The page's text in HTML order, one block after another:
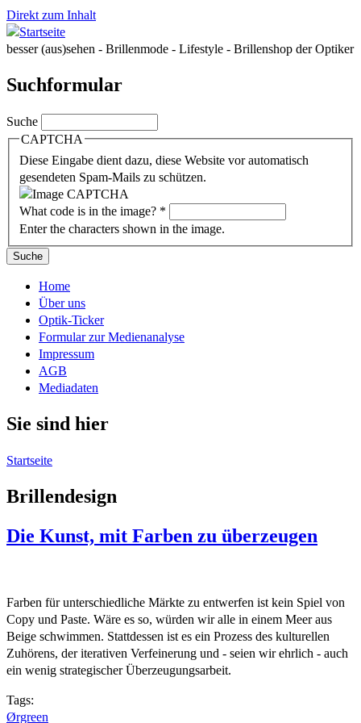
Direkt zum Inhalt
besser (aus)sehen - Brillenmode - Lifestyle - Brillenshop der Optiker
Suchformular
Suche
CAPTCHA
Diese Eingabe dient dazu, diese Website vor automatisch
gesendeten Spam-Mails zu schützen.
What code is in the image? *
Enter the characters shown in the image.
Home
Über uns
Optik-Ticker
Formular zur Medienanalyse
Impressum
AGB
Mediadaten
Sie sind hier
Startseite
Brillendesign
Die Kunst, mit Farben zu überzeugen
Farben für unterschiedliche Märkte zu entwerfen ist kein Spiel von
Copy und Paste. Wäre es so, würden wir alle in einem Meer aus
Beige schwimmen. Stattdessen ist es ein Prozess des kulturellen
Zuhörens, der iterativen Verfeinerung und - seien wir ehrlich - auch
ein wenig strategischer Überzeugungsarbeit.
Tags:
Ørgreen